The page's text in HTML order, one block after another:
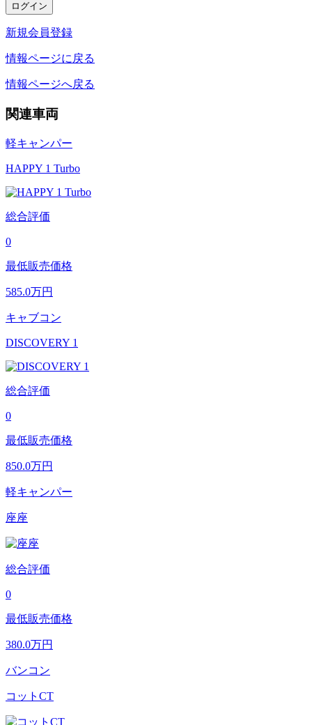
新規会員登録
情報ページに戻る
情報ページへ戻る
関連車両
軽キャンパー
HAPPY 1 Turbo
総合評価
0
最低販売価格
585.0万円
キャブコン
DISCOVERY 1
総合評価
0
最低販売価格
850.0万円
軽キャンパー
座座
総合評価
0
最低販売価格
380.0万円
バンコン
コットCT